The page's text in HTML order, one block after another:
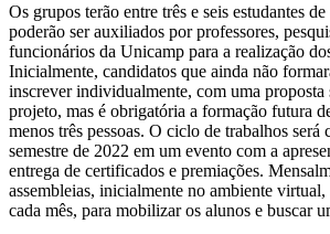
Os grupos terão entre três e seis estudantes
poderão ser auxiliados por professores,
funcionários da Unicamp para a realização
Inicialmente, candidatos que ainda não
inscrever individualmente, com uma
projeto, mas é obrigatória a formação futura
menos três pessoas. O ciclo de trabalhos
semestre de 2022 em um evento com a
entrega de certificados e premiações.
assembleias, inicialmente no ambiente
cada mês, para mobilizar os alunos e buscar